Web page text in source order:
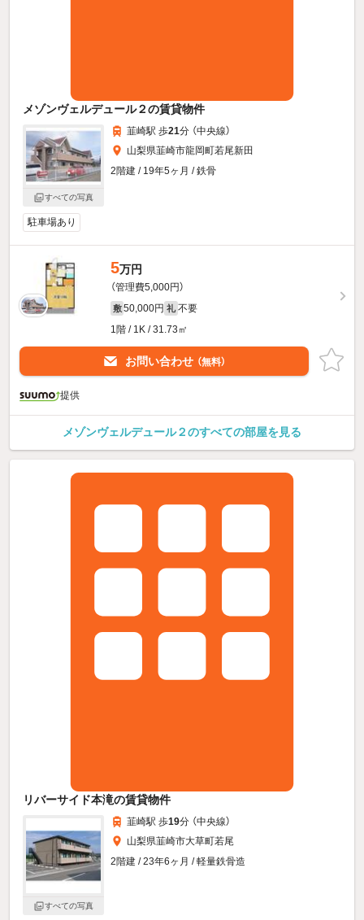
メゾンヴェルデュール２の賃貸物件
すべての写真
韮崎駅 歩21分 （中央線）
山梨県韮崎市龍岡町若尾新田
2階建 / 19年5ヶ月 / 鉄骨
駐車場あり
5万円
（管理費5,000円）
敷 50,000円 礼 不要
1階 / 1K / 31.73㎡
お問い合わせ （無料）
提供
メゾンヴェルデュール２のすべての部屋を見る
リバーサイド本滝の賃貸物件
すべての写真
韮崎駅 歩19分 （中央線）
山梨県韮崎市大草町若尾
2階建 / 23年6ヶ月 / 軽量鉄骨造